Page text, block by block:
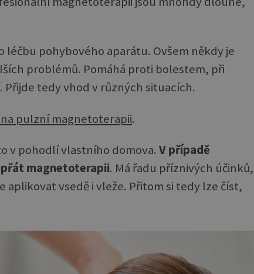
pohybového aparátu. Ovšem někdy je
problémů. Pomáhá proti bolestem, při
tedy vhod v různých situacích.
pulzní magnetoterapii.
v pohodlí vlastního domova. V případě
magnetoterapii. Má řadu příznivých účinků,
aplikovat vsedě i vleže. Přitom si tedy lze číst,